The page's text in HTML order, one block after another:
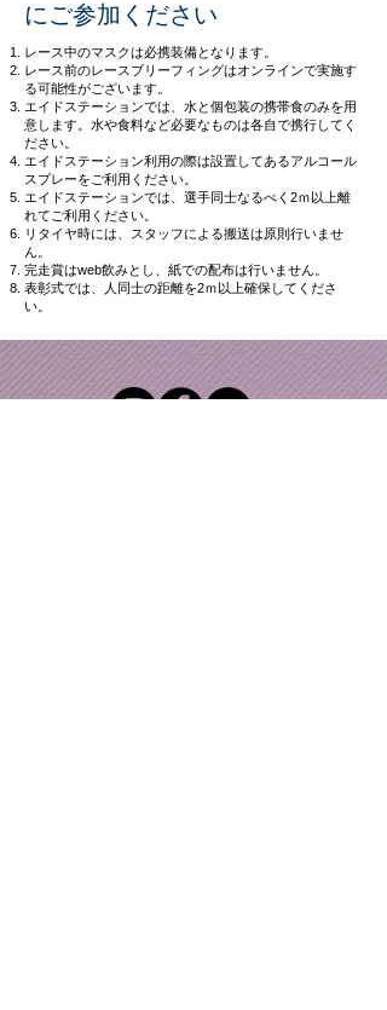
にご参加ください
レース中のマスクは必携装備となります。
レース前のレースブリーフィングはオンラインで実施す
る可能性がございます。
エイドステーションでは、水と個包装の携帯食のみを用
意します。水や食料など必要なものは各自で携行してく
ださい。
エイドステーション利用の際は設置してあるアルコール
スプレーをご利用ください。
エイドステーションでは、選手同士なるべく2ｍ以上離
れてご利用ください。
リタイヤ時には、スタッフによる搬送は原則行いませ
ん。
完走賞はweb飲みとし、紙での配布は行いません。
表彰式では、人同士の距離を2ｍ以上確保してくださ
い。